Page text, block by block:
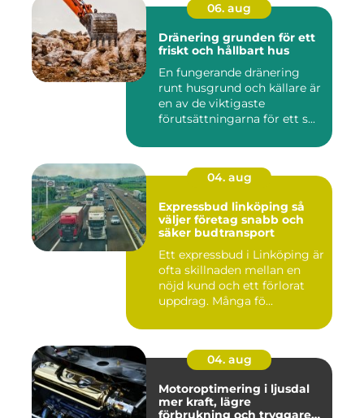
06. aug
Dränering grunden för ett
friskt och hållbart hus
En fungerande dränering
runt husgrund och källare är
en av de viktigaste
förutsättningarna för ett s...
04. aug
Expressbud linköping så
väljer företag snabb och
säker budtransport
Ett expressbud i Linköping är
ofta skillnaden mellan en
nöjd kund och ett förlorat
uppdrag. Många fö...
04. aug
Motoroptimering i ljusdal
mer kraft, lägre
förbrukning och tryggare